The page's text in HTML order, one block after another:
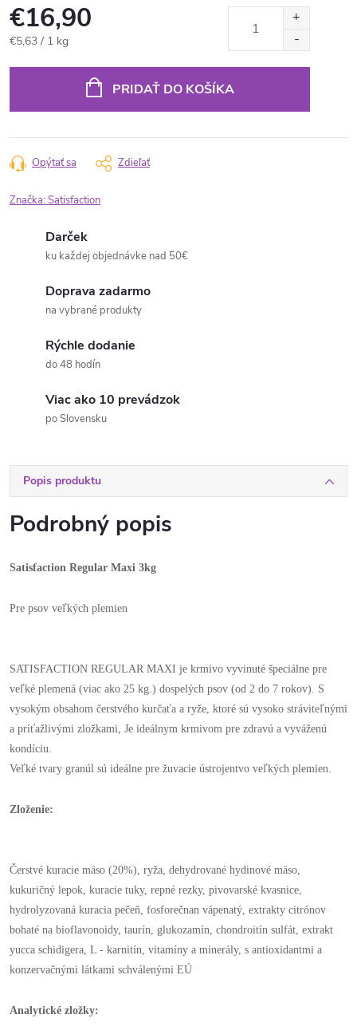
€16,90
Jednotková
€5,63 / 1 kg
PRIDAŤ DO KOŠÍKA
Opýtať sa Zdieľať
Značka:Satisfaction
Darček
ku každej objednávke nad 50€
Doprava zadarmo
na vybrané produkty
Rýchle dodanie
do 48 hodín
Viac ako 10 prevádzok
po Slovensku
Popis produktu
Podrobný popis
Satisfaction Regular Maxi 3kg
Pre psov veľkých plemien
SATISFACTION REGULAR MAXI je krmivo vyvinuté špeciálne pre
veľké plemená (viac ako 25 kg.) dospelých psov (od 2 do 7 rokov). S
vysokým obsahom čerstvého kurčaťa a ryže, ktoré sú vysoko stráviteľnými
a príťažlivými zložkami, Je ideálnym krmivom pre zdravú a vyváženú
kondíciu.
Veľké tvary granúl sú ideálne pre žuvacie ústrojentvo veľkých plemien.
Zloženie:
Čerstvé kuracie mäso (20%), ryža, dehydrované hydinové mäso,
kukuričný lepok, kuracie tuky, repné rezky, pivovarské kvasnice,
hydrolyzovaná kuracia pečeň, fosforečnan vápenatý, extrakty citrónov
bohaté na bioflavonoidy, taurín, glukozamín, chondroitín sulfát, extrakt
yucca schidigera, L - karnitín, vitamíny a minerály, s antioxidantmi a
konzervačnými látkami schválenými EÚ
Analytické zložky: